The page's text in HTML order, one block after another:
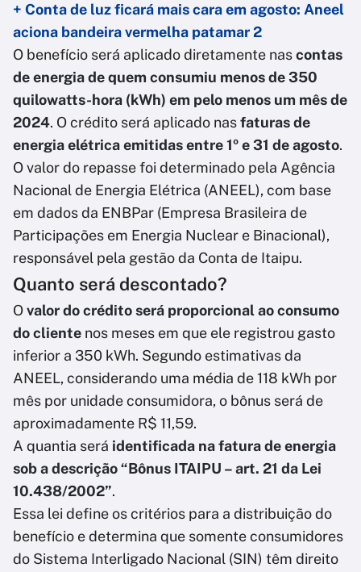
+ Conta de luz ficará mais cara em agosto: Aneel
aciona bandeira vermelha patamar 2
O benefício será aplicado diretamente nascontas
de energia de quem consumiu menos de 350
quilowatts-hora (kWh) em pelo menos um mês de
2024. O crédito será aplicado nasfaturas de
energia elétrica emitidas entre 1º e 31 de agosto.
O valor do repasse foi determinado pela Agência
Nacional de Energia Elétrica (ANEEL), com base
em dados da ENBPar (Empresa Brasileira de
Participações em Energia Nuclear e Binacional),
responsável pela gestão da Conta de Itaipu.
Quanto será descontado?
Ovalor do crédito será proporcional ao consumo
do cliente nos meses em que ele registrou gasto
inferior a 350 kWh. Segundo estimativas da
ANEEL, considerando uma média de 118 kWh por
mês por unidade consumidora, o bônus será de
aproximadamente R$ 11,59.
A quantia será identificada na fatura de energia
sob a descrição “Bônus ITAIPU – art. 21 da Lei
10.438/2002”.
Essa lei define os critérios para a distribuição do
benefício e determina que somente consumidores
do Sistema Interligado Nacional (SIN) têm direito